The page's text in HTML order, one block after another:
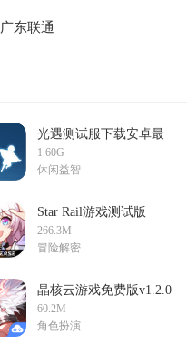
广东联通
光遇测试服下载安卓最
新版游戏v0.27.0
(282738)手机版
1.60G
休闲益智
Star Rail游戏测试版
v2.3.0安卓版
266.3M
冒险解密
晶核云游戏免费版v1.2.0
最新版
60.2M
角色扮演